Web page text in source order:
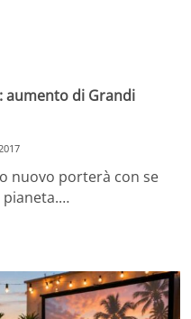
aumento di Grandi
nuovo porterà con se